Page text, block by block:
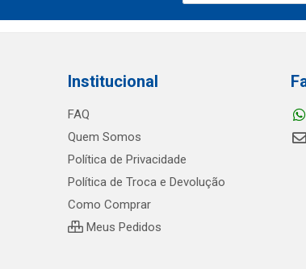
Institucional
FAQ
Quem Somos
Política de Privacidade
Política de Troca e Devolução
Como Comprar
Meus Pedidos